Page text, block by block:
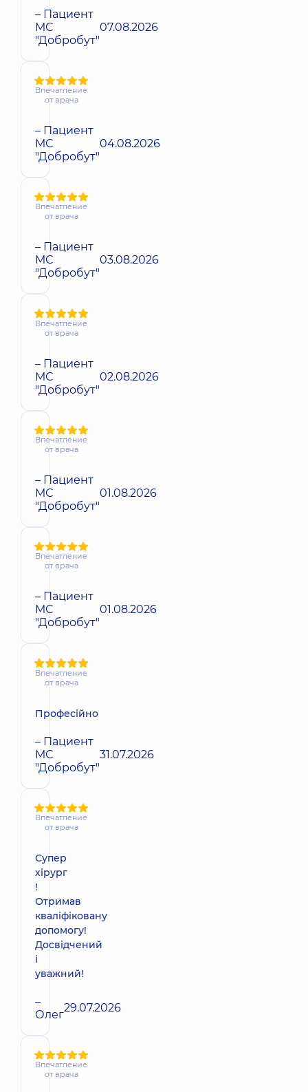
– Пациент
МС
"Добробут"
07.08.2026
Впечатление
от врача
– Пациент
МС
"Добробут"
04.08.2026
Впечатление
от врача
– Пациент
МС
"Добробут"
03.08.2026
Впечатление
от врача
– Пациент
МС
"Добробут"
02.08.2026
Впечатление
от врача
– Пациент
МС
"Добробут"
01.08.2026
Впечатление
от врача
– Пациент
МС
"Добробут"
01.08.2026
Впечатление
от врача
Професійно
– Пациент
МС
"Добробут"
31.07.2026
Впечатление
от врача
Супер
хірург
!
Отримав
кваліфіковану
допомогу!
Досвідчений
і
уважний!
–
Олег29.07.2026
Впечатление
от врача